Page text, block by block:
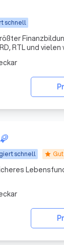
schnell
RTL und
schnell star